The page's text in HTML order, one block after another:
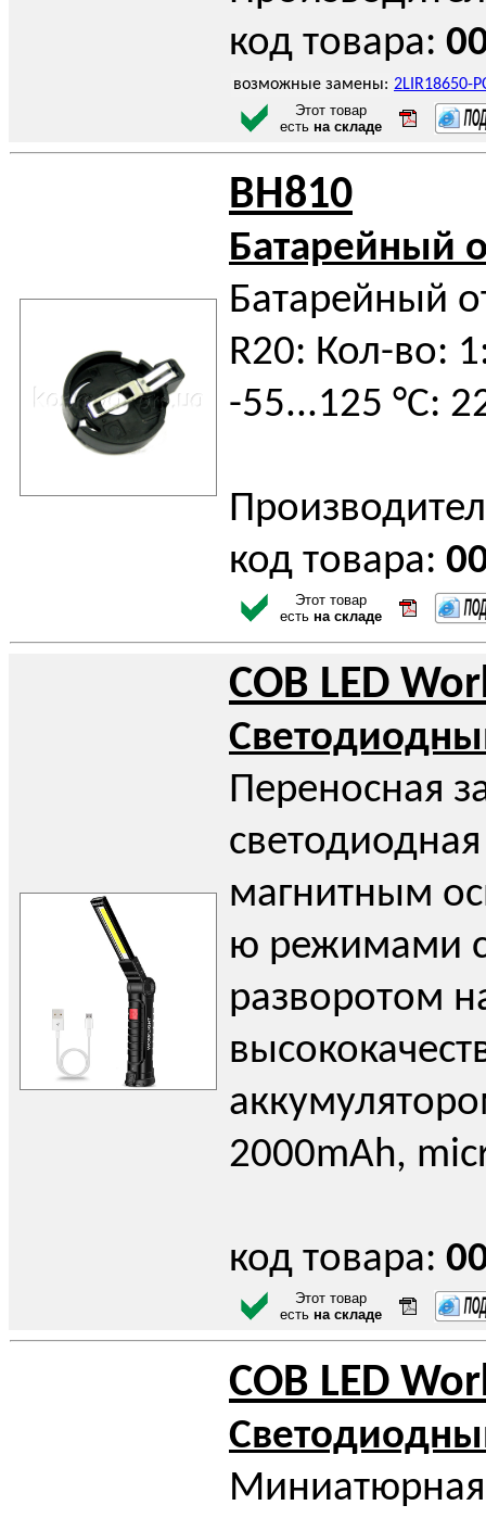
код товара:
возможные замены: 2LIR18650-
Этот товар
есть на складе
BH810
Батарейный
Батарейный
R20: Кол-во:
-55...125 °C:
код товара:
Этот товар
есть на складе
COB LED
Переносная
магнитным
ю режимами
разворотом
2000mAh,
код товара:
Этот товар
есть на складе
COB LED